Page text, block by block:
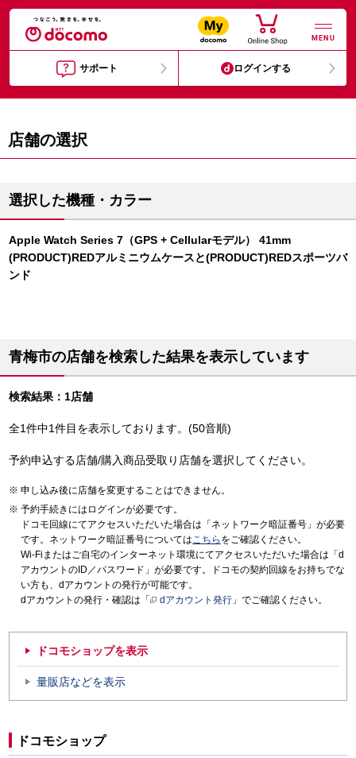
MENU
サポート ログインする
店舗の選択
選択した機種・カラー
Apple Watch Series 7（GPS + Cellularモデル） 41mm
(PRODUCT)REDアルミニウムケースと(PRODUCT)REDスポーツバ
ンド
青梅市の店舗を検索した結果を表示しています
検索結果：1店舗
全1件中1件目を表示しております。(50音順)
予約申込する店舗/購入商品受取り店舗を選択してください。
申し込み後に店舗を変更することはできません。
予約手続きにはログインが必要です。
ドコモ回線にてアクセスいただいた場合は「ネットワーク暗証番号」が必要
です。ネットワーク暗証番号についてはこちら をご確認ください。
Wi-Fiまたはご自宅のインターネット環境にてアクセスいただいた場合は「d
アカウントのID／パスワード」が必要です。ドコモの契約回線をお持ちでな
い方も、dアカウントの発行が可能です。
dアカウントの発行・確認は「
dアカウント発行 」でご確認ください。
ドコモショップを表示
量販店などを表示
ドコモショップ